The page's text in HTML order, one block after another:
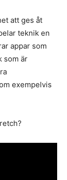
att ges åt
teknik en
appar som
som är
exempelvis